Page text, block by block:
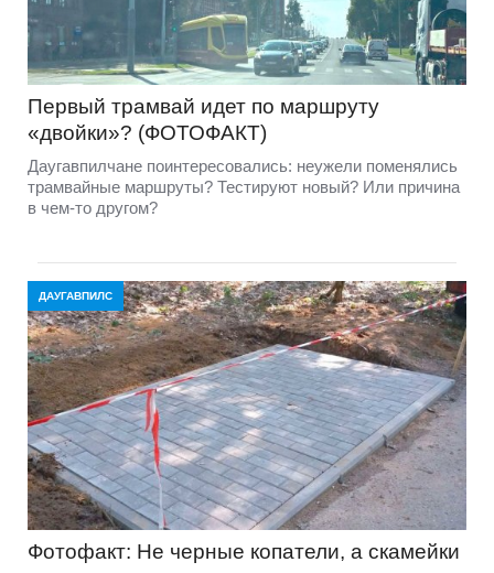
Первый трамвай идет по маршруту
«двойки»? (ФОТОФАКТ)
Даугавпилчане поинтересовались: неужели поменялись
трамвайные маршруты? Тестируют новый? Или причина
в чем-то другом?
ДАУГАВПИЛС
Фотофакт: Не черные копатели, а скамейки